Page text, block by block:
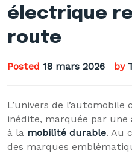
électrique
route
Posted 18 mars 2026 by
L’univers de
inédite, marquée par
à la mobilité durable. Au
des marques